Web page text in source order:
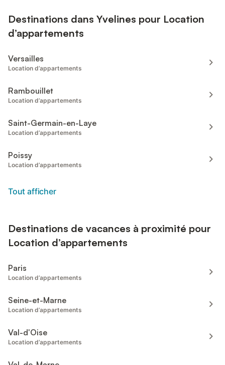
Destinations dans Yvelines pour Location
d’appartements
Versailles
Location d’appartements
Rambouillet
Location d’appartements
Saint-Germain-en-Laye
Location d’appartements
Poissy
Location d’appartements
Tout afficher
Destinations de vacances à proximité pour
Location d’appartements
Paris
Location d’appartements
Seine-et-Marne
Location d’appartements
Val-d'Oise
Location d’appartements